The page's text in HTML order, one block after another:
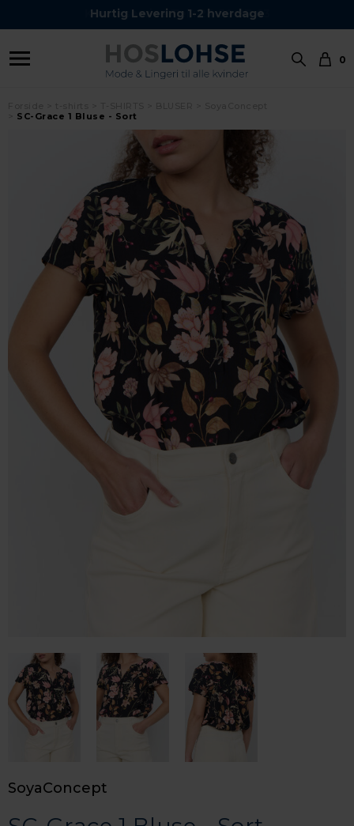
Hurtig Levering 1-2 hverdage
Kundeservice Tel.: 24 59 87 63
0
SC-Grace 1 Bluse - Sort
SoyaConcept